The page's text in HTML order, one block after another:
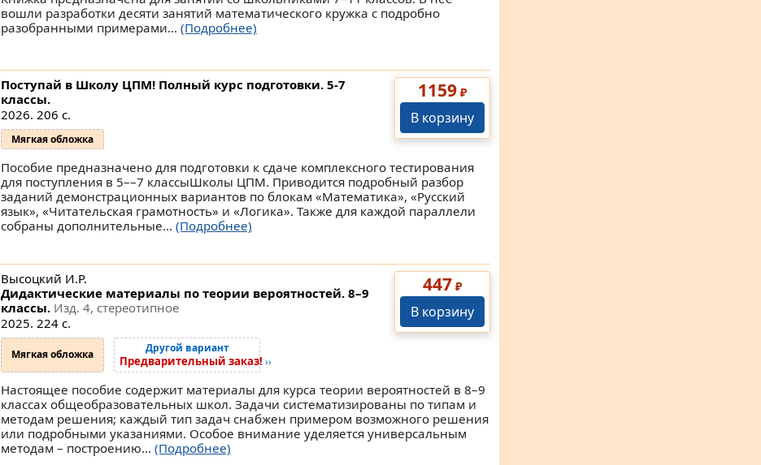
вошли разработки десяти занятий математического кружка с подробно
разобранными примерами... (Подробнее)
1159 ₽
В корзину
Поступай в Школу ЦПМ! Полный курс подготовки. 5-7
классы.
2026. 206 с.
Мягкая обложка
Пособие предназначено для подготовки к сдаче комплексного тестирования
для поступления в 5––7 классыШколы ЦПМ. Приводится подробный разбор
заданий демонстрационных вариантов по блокам «Математика», «Русский
язык», «Читательская грамотность» и «Логика». Также для каждой параллели
собраны дополнительные... (Подробнее)
447 ₽
В корзину
Высоцкий И.Р.
Дидактические материалы по теории вероятностей. 8–9
классы. Изд. 4, стереотипное
2025. 224 с.
Мягкая обложка Другой вариант
Предварительный заказ! ››
Настоящее пособие содержит материалы для курса теории вероятностей в 8–9
классах общеобразовательных школ. Задачи систематизированы по типам и
методам решения; каждый тип задач снабжен примером возможного решения
или подробными указаниями. Особое внимание уделяется универсальным
методам – построению... (Подробнее)